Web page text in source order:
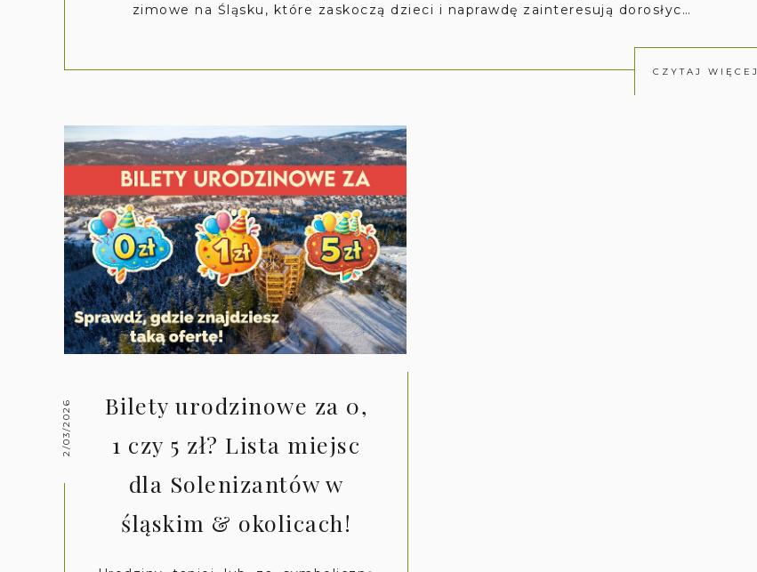
zimowe na Śląsku, które zaskoczą dzieci i naprawdę zainteresują dorosłyc…
CZYTAJ WIĘCEJ
2/03/2026
Bilety urodzinowe za 0,
1 czy 5 zł? Lista miejsc
dla Solenizantów w
śląskim & okolicach!